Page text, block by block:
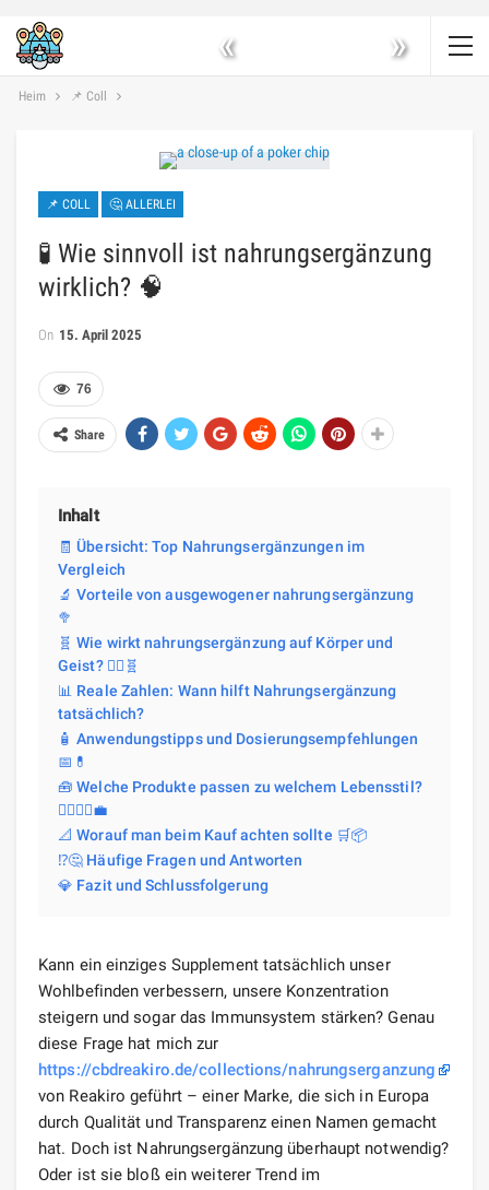
« »
Heim 📌 Coll
📌 COLL 🤔 ALLERLEI
🧪 Wie sinnvoll ist nahrungsergänzung
wirklich? 🧠
On 15. April 2025
76
Share
Inhalt
🧾 Übersicht: Top Nahrungsergänzungen im
Vergleich
🔬 Vorteile von ausgewogener nahrungsergänzung
🥦
🧬 Wie wirkt nahrungsergänzung auf Körper und
Geist? 🧘‍♀️🧬
📊 Reale Zahlen: Wann hilft Nahrungsergänzung
tatsächlich?
🧴 Anwendungstipps und Dosierungsempfehlungen
📅💊
🧰 Welche Produkte passen zu welchem Lebensstil?
🧍‍♂️🏃‍♀️💼
📐 Worauf man beim Kauf achten sollte 🛒📦
⁉️🤔 Häufige Fragen und Antworten
💎 Fazit und Schlussfolgerung
Kann ein einziges Supplement tatsächlich unser
Wohlbefinden verbessern, unsere Konzentration
steigern und sogar das Immunsystem stärken? Genau
diese Frage hat mich zur
https://cbdreakiro.de/collections/nahrungserganzung
von Reakiro geführt – einer Marke, die sich in Europa
durch Qualität und Transparenz einen Namen gemacht
hat. Doch ist Nahrungsergänzung überhaupt notwendig?
Oder ist sie bloß ein weiterer Trend im